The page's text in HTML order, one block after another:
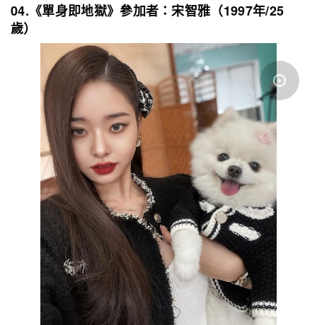
04.《單身即地獄》參加者：宋智雅（1997年/25
歲）